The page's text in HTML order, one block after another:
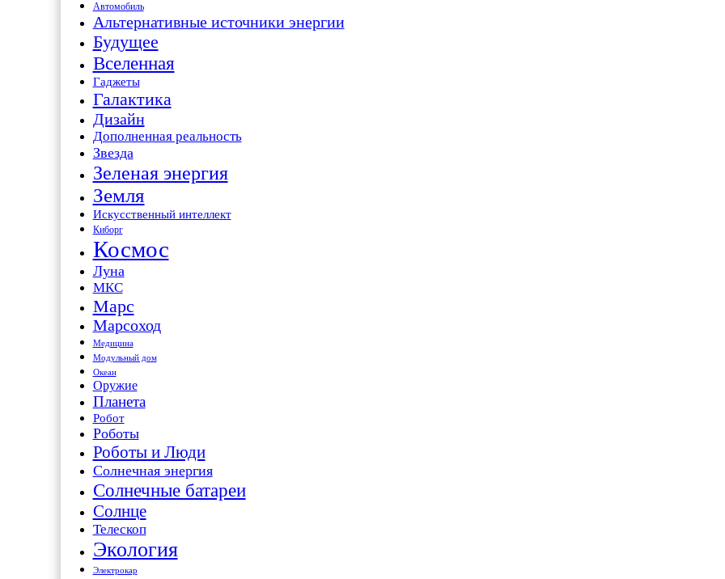
Автомобиль
Альтернативные источники энергии
Будущее
Вселенная
Гаджеты
Галактика
Дизайн
Дополненная реальность
Звезда
Зеленая энергия
Земля
Искусственный интеллект
Киборг
Космос
Луна
МКС
Марс
Марсоход
Медицина
Модульный дом
Океан
Оружие
Планета
Робот
Роботы
Роботы и Люди
Солнечная энергия
Солнечные батареи
Солнце
Телескоп
Экология
Электрокар